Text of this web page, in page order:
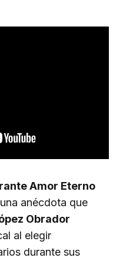
Amor Eterno
anécdota que
Obrador
al elegir
durante sus